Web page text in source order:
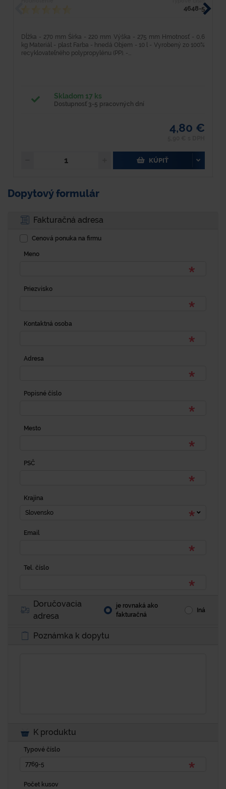
4648-5
Dĺžka - 270 mm Šírka - 220 mm Výška - 275 mm Hmotnosť - 0,6
kg Materiál - plast Farba - hnedá Objem - 10 l - Vyrobený zo 100%
recyklovateľného polypropylénu (PP). -...
Skladom 17 ks
Dostupnosť 3-5 pracovných dní
4,80 €
KÚPIŤ
Dopytový formulár
Fakturačná adresa
Cenová ponuka na firmu
Meno
Priezvisko
Kontaktná osoba
Adresa
Popisné číslo
Mesto
PSČ
Krajina
Slovensko
Email
Tel. číslo
Doručovacia
adresa
je rovnaká ako
fakturačná
Iná
Poznámka k dopytu
K produktu
Typové číslo
Počet kusov